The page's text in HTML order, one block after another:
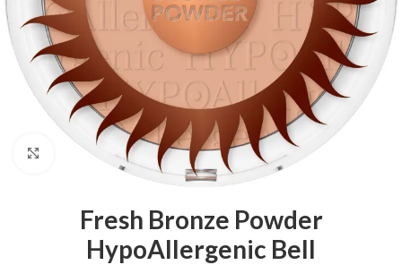
Натисніть, щоб збільшити
Fresh Bronze Powder
HypoAllergenic Bell